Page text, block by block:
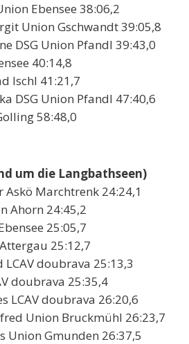
Ebensee 38:06,2
Union Gschwandt 39:05,8
DSG Union Pfandl 39:43,0
40:14,8
Ischl 41:21,7
DSG Union Pfandl 47:40,6
58:48,0
um die Langbathseen)
Marchtrenk 24:24,1
Ahorn 24:45,2
25:05,7
25:12,7
doubrava 25:13,3
doubrava 25:35,4
LCAV doubrava 26:20,6
Union Bruckmühl 26:23,7
Union Gmunden 26:37,5